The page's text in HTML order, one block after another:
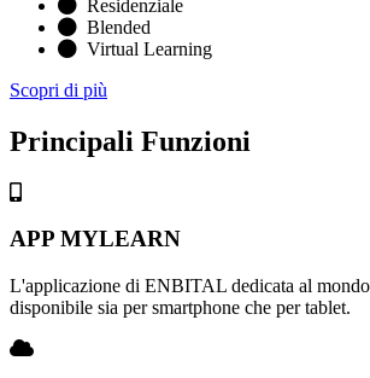
Residenziale
Blended
Virtual Learning
Scopri di più
Principali Funzioni
APP MYLEARN
L'applicazione di ENBITAL dedicata al
disponibile sia per smartphone che per tablet.